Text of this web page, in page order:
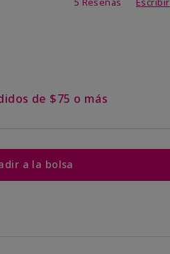
de $75 o más
a la bolsa